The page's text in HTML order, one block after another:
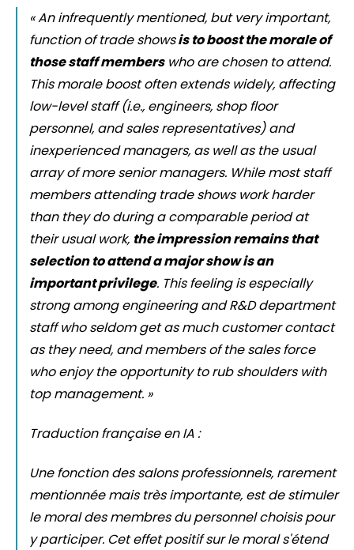
« An infrequently mentioned, but very important,
function of trade showsis to boost the morale of
those staff memberswho are chosen to attend.
This morale boost often extends widely, affecting
low-level staff (i.e., engineers, shop floor
personnel, and sales representatives) and
inexperienced managers, as well as the usual
array of more senior managers. While most staff
members attending trade shows work harder
than they do during a comparable period at
their usual work, the impression remains that
selection to attend a major show is an
important privilege. This feeling is especially
strong among engineering and R&D department
staff who seldom get as much customer contact
as they need, and members of the sales force
who enjoy the opportunity to rub shoulders with
top management. »
Traduction française en IA :
Une fonction des salons professionnels, rarement
mentionnée mais très importante, est de stimuler
le moral des membres du personnel choisis pour
y participer. Cet effet positif sur le moral s'étend